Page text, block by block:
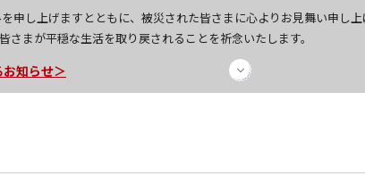
申し上げますとともに、被災された皆さまに心よりお見舞い申し上
まが平穏な生活を取り戻されることを祈念いたします。
1,000円OFFクーポンプレゼント！
知らせ＞